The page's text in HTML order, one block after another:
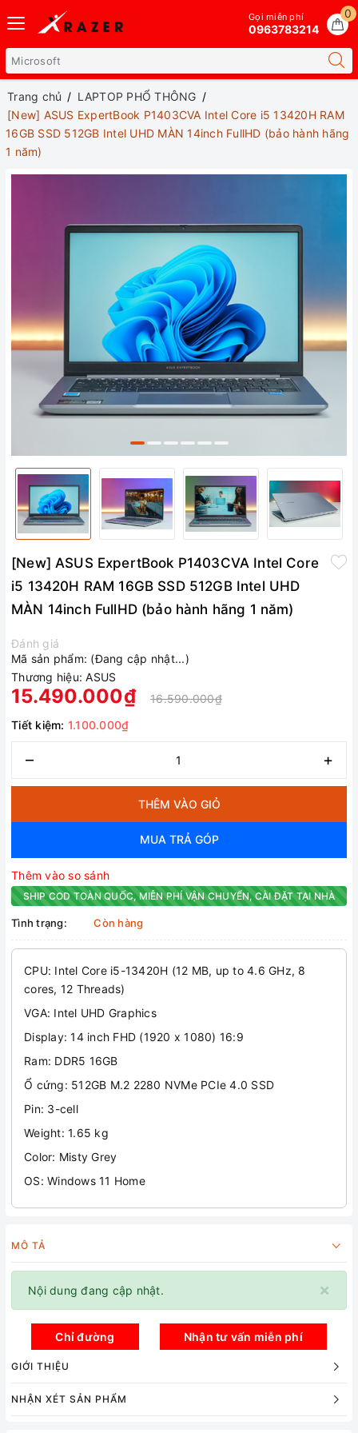
0
Gọi miễn phí
0963783214
Trang chủ
LAPTOP PHỔ THÔNG
[New] ASUS ExpertBook P1403CVA Intel Core i5 13420H RAM
16GB SSD 512GB Intel UHD MÀN 14inch FullHD (bảo hành hãng
1 năm)
[New] ASUS ExpertBook P1403CVA Intel Core
i5 13420H RAM 16GB SSD 512GB Intel UHD
MÀN 14inch FullHD (bảo hành hãng 1 năm)
Đánh giá
Mã sản phẩm: (Đang cập nhật...)
Thương hiệu: ASUS
15.490.000₫
16.590.000₫
Tiết kiệm: 1.100.000₫
– +
THÊM VÀO GIỎ
MUA TRẢ GÓP
Thêm vào so sánh
SHIP COD TOÀN QUỐC, MIỄN PHÍ VẬN CHUYỂN, CÀI ĐẶT TẠI NHÀ
Tình trạng: Còn hàng
CPU: Intel Core i5-13420H (12 MB, up to 4.6 GHz, 8
cores, 12 Threads)
VGA: Intel UHD Graphics
Display: 14 inch FHD (1920 x 1080) 16:9
Ram: DDR5 16GB
Ổ cứng: 512GB M.2 2280 NVMe PCIe 4.0 SSD
Pin: 3-cell
Weight: 1.65 kg
Color: Misty Grey
OS: Windows 11 Home
MÔ TẢ
×
Nội dung đang cập nhật.
Chỉ đường Nhận tư vấn miễn phí
GIỚI THIỆU
NHẬN XÉT SẢN PHẨM